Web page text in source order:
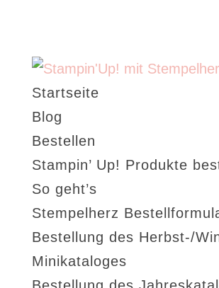
Startseite
Blog
Bestellen
Stampin’ Up! Produkte
So geht’s
Stempelherz
Bestellung des Herbst-/
Minikataloges